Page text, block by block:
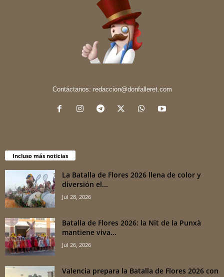
Contáctanos: redaccion@donfalleret.com
Incluso más noticias
La Batalla de Flores 2026 llena de color y
diversión el...
Jul 28, 2026
Batalla de Flores 2026: la Nit de la Punxà
mantiene viva...
Jul 26, 2026
Valencia prepara la Batalla de Flores 2026 con